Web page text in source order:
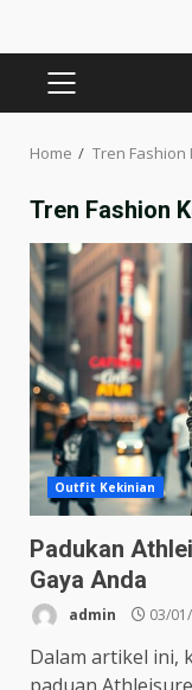
PRIMARY
Home Tren Fashion
Tren Fashion
Outfit Kekinian
Padukan
Gaya Anda
admin 03/
Dalam artikel ini,